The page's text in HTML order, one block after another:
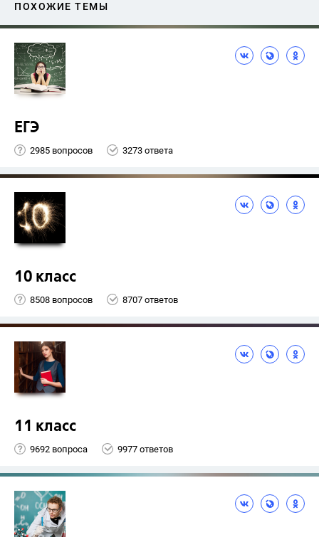
ПОХОЖИЕ ТЕМЫ
ЕГЭ
2985 вопросов 3273 ответа
10 класс
8508 вопросов 8707 ответов
11 класс
9692 вопроса 9977 ответов